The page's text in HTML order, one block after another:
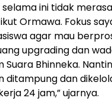
ini tidak
Ormawa. Fokus
agar mau
upgrading dan
Bhinneka.
ditampung dan
24 jam,” ujarnya.